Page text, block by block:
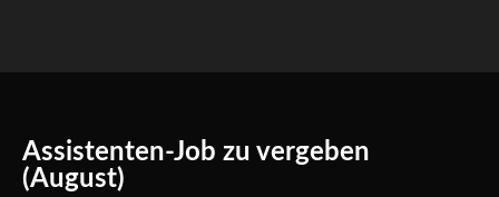
Assistenten-Job zu vergeben
(August)